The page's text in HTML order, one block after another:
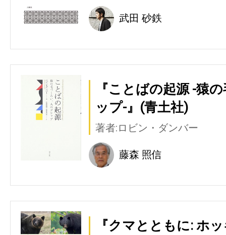
武田 砂鉄
『ことばの起源 -猿
ップ-』(青土社)
著者:ロビン・ダンバー
藤森 照信
『クマとともに: ホ